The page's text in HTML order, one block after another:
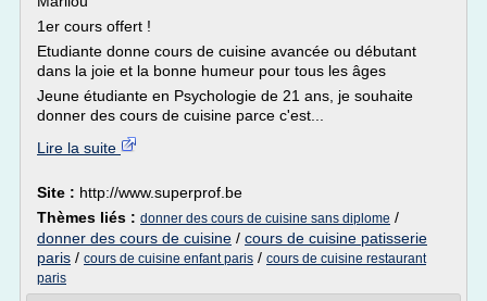
1er cours offert !
Etudiante donne cours de cuisine avancée ou débutant
dans la joie et la bonne humeur pour tous les âges
Jeune étudiante en Psychologie de 21 ans, je souhaite
donner des cours de cuisine parce c'est...
Lire la suite
Site : http://www.superprof.be
Thèmes liés : donner des cours de cuisine sans diplome /
donner des cours de cuisine / cours de cuisine patisserie
paris / cours de cuisine enfant paris / cours de cuisine restaurant
paris